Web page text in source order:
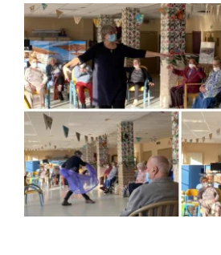
Contact